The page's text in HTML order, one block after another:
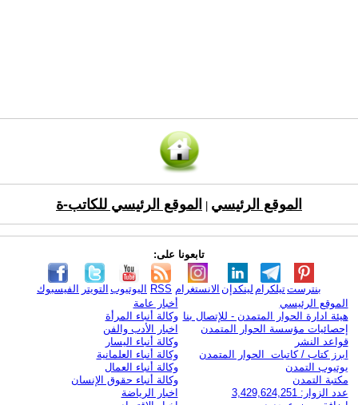
الموقع الرئيسي الموقع الرئيسي للكاتب-ة
تابعونا على:
الفيسبوك التويتر اليوتيوب RSS الانستغرام لينكدإن تيلكرامبنترست
الموقع الرئيسي
هيئة ادارة الحوار المتمدن - للإتصال بنا
إحصائيات مؤسسة الحوار المتمدن
قواعد النشر
ابرز كتاب / كاتبات الحوار المتمدن
يوتيوب التمدن
مكتبة التمدن
عدد الزوار: 3,429,624,251
أخبار عامة
وكالة أنباء المرأة
اخبار الأدب والفن
وكالة أنباء اليسار
وكالة أنباء العلمانية
وكالة أنباء العمال
وكالة أنباء حقوق الإنسان
اخبار الرياضة